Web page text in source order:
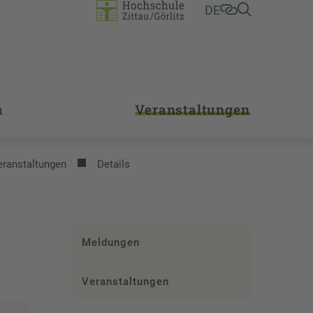
DE
Veranstaltungen
Details
Meldungen
Veranstaltungen